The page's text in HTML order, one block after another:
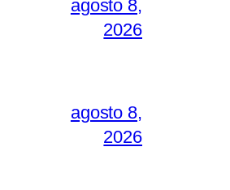
agosto 8,
2026
agosto 8,
2026